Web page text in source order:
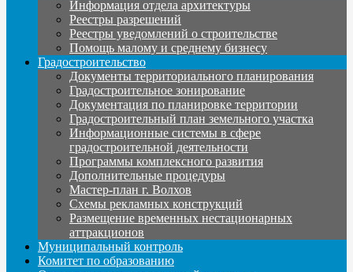
Информация отдела архитектуры
Реестры разрешений
Реестры уведомлений о строительстве
Помощь малому и среднему бизнесу
Градостроительство
Документы территориального планирования
Градостроительное зонирование
Документация по планировке территории
Градостроительный план земельного участка
Информационные системы в сфере
градостроительной деятельности
Программы комплексного развития
Дополнительные процедуры
Мастер-план г. Волхов
Схемы рекламных конструкций
Размещение временных нестационарных
аттракционов
Муниципальный контроль
Комитет по образованию